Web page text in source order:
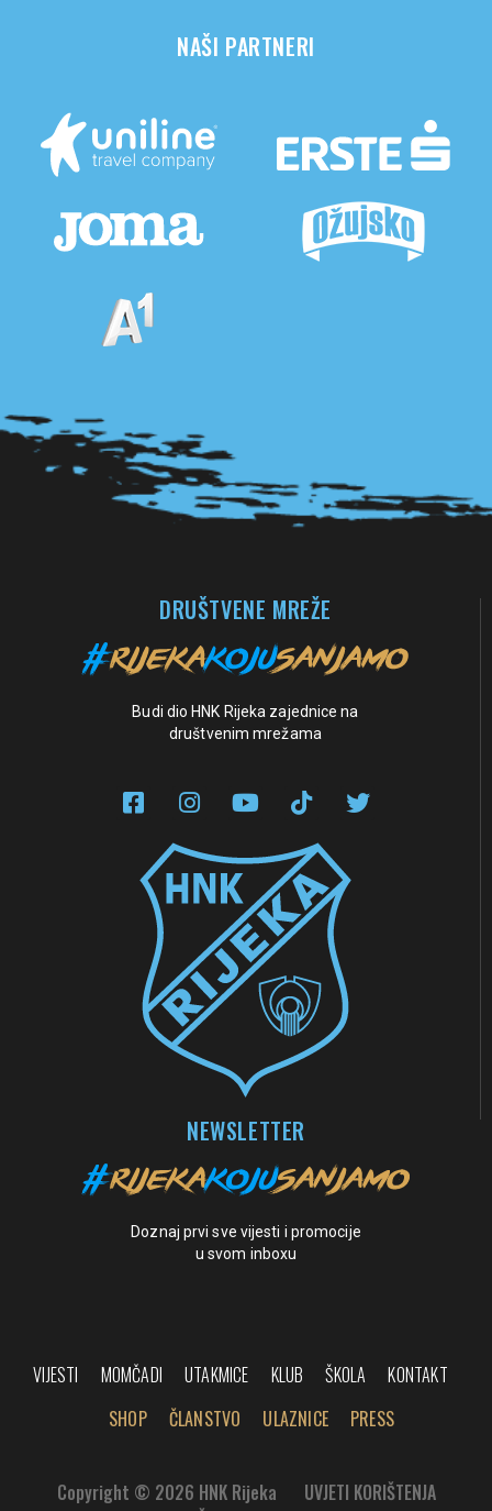
NAŠI PARTNERI
DRUŠTVENE MREŽE
Budi dio HNK Rijeka zajednice na
društvenim mrežama
NEWSLETTER
Doznaj prvi sve vijesti i promocije
u svom inboxu
VIJESTI MOMČADI UTAKMICE KLUB ŠKOLA
KONTAKT
SHOP
ČLANSTVO ULAZNICE PRESS
Copyright © 2026 HNK Rijeka
UVJETI KORIŠTENJA